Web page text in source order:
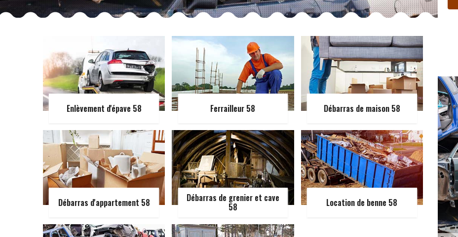
Enlèvement d'épave 58 Ferrailleur 58 Débarras de maison 58
Débarras d'appartement 58 Débarras de grenier et cave
58 Location de benne 58